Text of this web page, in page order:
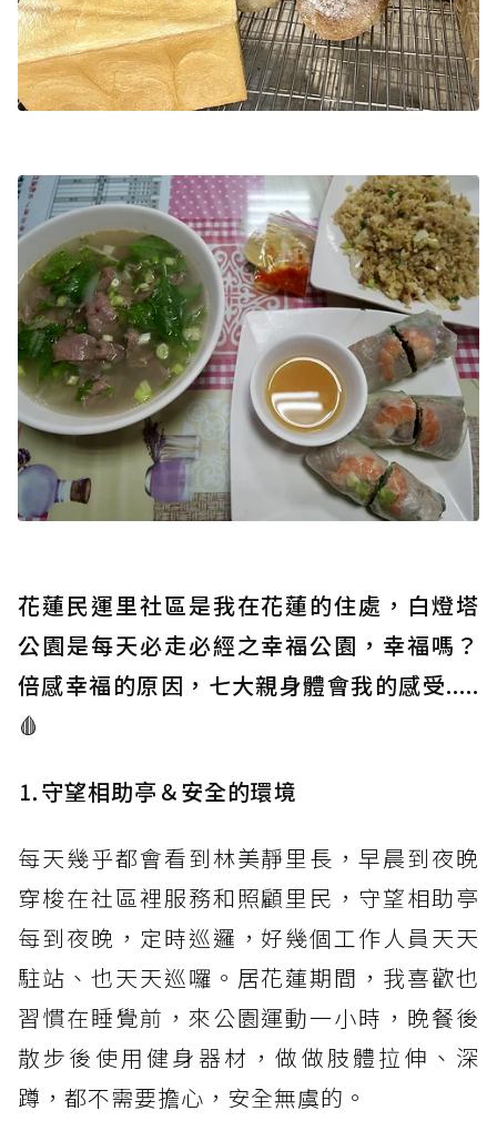
花蓮民運里社區是我在花蓮的住處，白燈塔
公園是每天必走必經之幸福公園，幸福嗎？
倍感幸福的原因，七大親身體會我的感受.....
🩸
⒈守望相助亭＆安全的環境
每天幾乎都會看到林美靜里長，早晨到夜晚
穿梭在社區裡服務和照顧里民， 守望相助亭
每到夜晚，定時巡邏， 好幾個工作人員天天
駐站、也天天巡囉。居花蓮期間，我喜歡也
習慣在睡覺前，來公園運動一小時，晚餐後
散步後使用健身器材，做做肢體拉伸、深
蹲，都不需要擔心，安全無虞的。